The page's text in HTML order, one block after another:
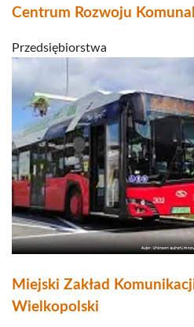
Centrum Rozwoju
Przedsiębiorstwa
Miejski Zakład
Wielkopolski